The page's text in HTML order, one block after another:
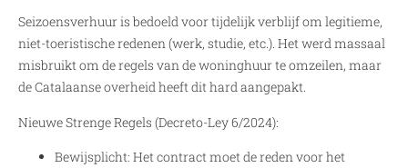
Seizoensverhuur is bedoeld voor tijdelijk verblijf om legitieme,
niet-toeristische redenen (werk, studie, etc.). Het werd massaal
misbruikt om de regels van de woninghuur te omzeilen, maar
de Catalaanse overheid heeft dit hard aangepakt.
Nieuwe Strenge Regels (Decreto-Ley 6/2024):
Bewijsplicht: Het contract moet de reden voor het